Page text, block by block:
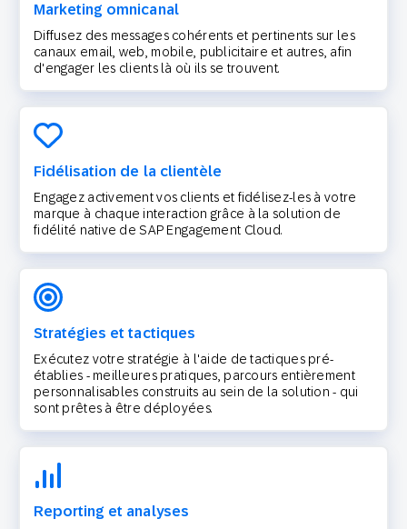
Marketing omnicanal
Diffusez des messages cohérents et pertinents sur les
canaux email, web, mobile, publicitaire et autres, afin
d'engager les clients là où ils se trouvent.
Fidélisation de la clientèle
Engagez activement vos clients et fidélisez-les à votre
marque à chaque interaction grâce à la solution de
fidélité native de SAP Engagement Cloud.
Stratégies et tactiques
Exécutez votre stratégie à l'aide de tactiques pré-
établies - meilleures pratiques, parcours entièrement
personnalisables construits au sein de la solution - qui
sont prêtes à être déployées.
Reporting et analyses